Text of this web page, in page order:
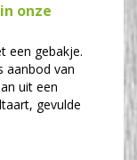
onze
een gebakje.
aanbod van
uit een
gevulde